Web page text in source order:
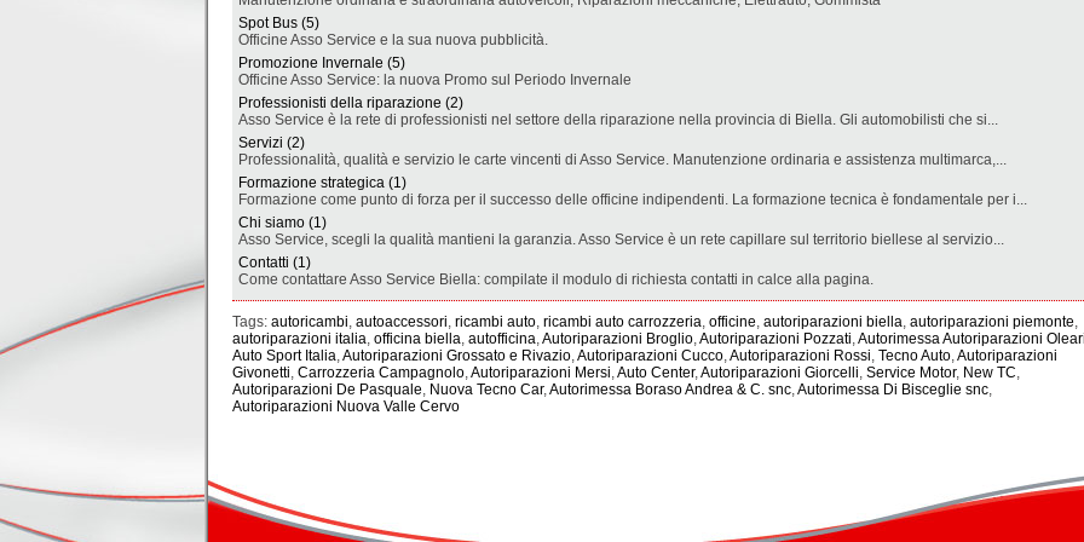
Spot Bus (5)
Officine Asso Service e la sua nuova pubblicità.
Promozione Invernale (5)
Officine Asso Service: la nuova Promo sul Periodo Invernale
Professionisti della riparazione (2)
Asso Service è la rete di professionisti nel settore della riparazione nella provincia di Biella. Gli automobilisti che si...
Servizi (2)
Professionalità, qualità e servizio le carte vincenti di Asso Service. Manutenzione ordinaria e assistenza multimarca,...
Formazione strategica (1)
Formazione come punto di forza per il successo delle officine indipendenti. La formazione tecnica è fondamentale per i...
Chi siamo (1)
Asso Service, scegli la qualità mantieni la garanzia. Asso Service è un rete capillare sul territorio biellese al servizio...
Contatti (1)
Come contattare Asso Service Biella: compilate il modulo di richiesta contatti in calce alla pagina.
Tags: autoricambi, autoaccessori, ricambi auto, ricambi auto carrozzeria, officine, autoriparazioni biella, autoriparazioni piemonte,
autoriparazioni italia, officina biella, autofficina,Autoriparazioni Broglio,Autoriparazioni Pozzati,Autorimessa Autoriparazioni
Auto Sport Italia,Autoriparazioni Grossato e Rivazio,Autoriparazioni Cucco,Autoriparazioni Rossi, Tecno Auto,Autoriparazioni
Givonetti, Carrozzeria Campagnolo,Autoriparazioni Mersi,Auto Center,Autoriparazioni Giorcelli, Service Motor, New TC,
Autoriparazioni De Pasquale, Nuova Tecno Car,Autorimessa Boraso Andrea & C. snc,Autorimessa Di Bisceglie snc,
Autoriparazioni Nuova Valle Cervo